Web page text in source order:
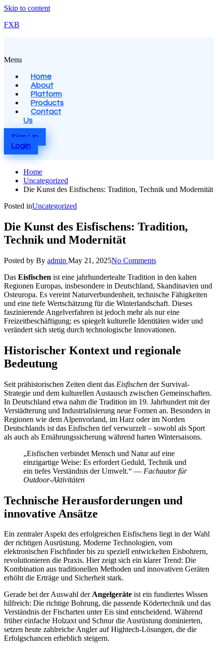
Skip to content
FXB
Menu
Home
About
Platform
Products
Contact
Us
Sign Up
Login
Home
Uncategorized
Die Kunst des Eisfischens: Tradition, Technik und Modernität
Posted inUncategorized
Die Kunst des Eisfischens: Tradition,
Technik und Modernität
Posted by By admin May 21, 2025No Comments
Das Eisfischen ist eine jahrhundertealte Tradition in den kalten
Regionen Europas, insbesondere in Deutschland, Skandinavien und
Osteuropa. Es vereint Naturverbundenheit, technische Fähigkeiten
und eine tiefe Wertschätzung für die Winterlandschaft. Dieses
faszinierende Angelverfahren ist jedoch mehr als nur eine
Freizeitbeschäftigung; es spiegelt kulturelle Identitäten wider und
verändert sich stetig durch technologische Innovationen.
Historischer Kontext und regionale
Bedeutung
Seit prähistorischen Zeiten dient das Eisfischen der Survival-
Strategie und dem kulturellen Austausch zwischen Gemeinschaften.
In Deutschland etwa nahm die Tradition im 19. Jahrhundert mit der
Verstädterung und Industrialisierung neue Formen an. Besonders in
Regionen wie dem Alpenvorland, im Harz oder im Norden
Deutschlands ist das Eisfischen tief verwurzelt – sowohl als Sport
als auch als Ernährungssicherung während harten Wintersaisons.
„Eisfischen verbindet Mensch und Natur auf eine
einzigartige Weise: Es erfordert Geduld, Technik und
ein tiefes Verständnis der Umwelt.“ — Fachautor für
Outdoor-Aktivitäten
Technische Herausforderungen und
innovative Ansätze
Ein zentraler Aspekt des erfolgreichen Eisfischens liegt in der Wahl
der richtigen Ausrüstung. Moderne Technologien, vom
elektronischen Fischfinder bis zu speziell entwickelten Eisbohrern,
revolutionieren die Praxis. Hier zeigt sich ein klarer Trend: Die
Kombination aus traditionellen Methoden und innovativen Geräten
erhöht die Erträge und Sicherheit stark.
Gerade bei der Auswahl derAngelgeräte ist ein fundiertes Wissen
hilfreich: Die richtige Bohrung, die passende Ködertechnik und das
Verständnis der Fischarten unter Eis sind entscheidend. Während
früher einfache Holzaxt und Schnur die Ausrüstung dominierten,
setzen heute zahlreiche Angler auf Hightech-Lösungen, die die
Erfolgschancen erheblich steigern.